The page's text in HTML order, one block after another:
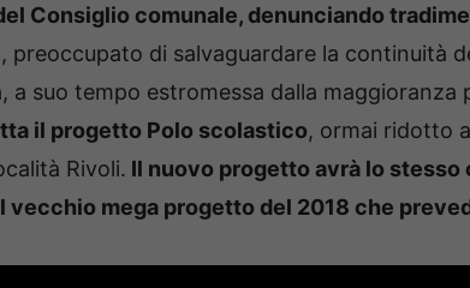
Consiglio comunale, denunciando
preoccupato di salvaguardare la continuità
a suo tempo estromessa dalla
il progetto Polo scolastico, ormai ridotto
Rivoli. Il nuovo progetto avrà lo stesso
vecchio mega progetto del 2018 che